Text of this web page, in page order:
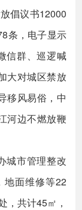
倡议书12000
条，电子显示
信群、巡逻喊
大对城区禁放
移风易俗，中
河边不燃放鞭
城市管理整改
地面维修等22
，共计45㎡，